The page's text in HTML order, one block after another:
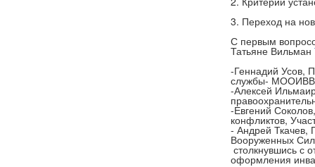
3. Переход на
С первым
Татьяне Вильман
-Геннадий Усов,
службы-
-Алексей
-Евгений
конфликтов,
- Андрей Ткачев,
Вооруженных
столкнувшись с
оформления